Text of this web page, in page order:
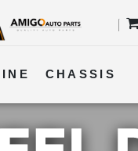
CHASSIS
BODY